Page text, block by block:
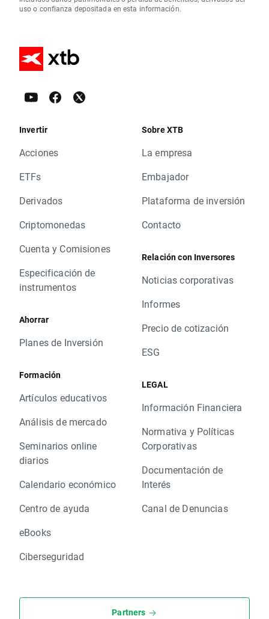
uso o confianza depositada en esta información.
Invertir
Acciones
ETFs
Derivados
Criptomonedas
Cuenta y Comisiones
Especificación de
instrumentos
Ahorrar
Planes de Inversión
Formación
Artículos educativos
Análisis de mercado
Seminarios online
diarios
Calendario económico
Centro de ayuda
eBooks
Ciberseguridad
Sobre XTB
La empresa
Embajador
Plataforma de inversión
Contacto
Relación con Inversores
Noticias corporativas
Informes
Precio de cotización
ESG
LEGAL
Información Financiera
Normativa y Políticas
Corporativas
Documentación de
Interés
Canal de Denuncias
Partners